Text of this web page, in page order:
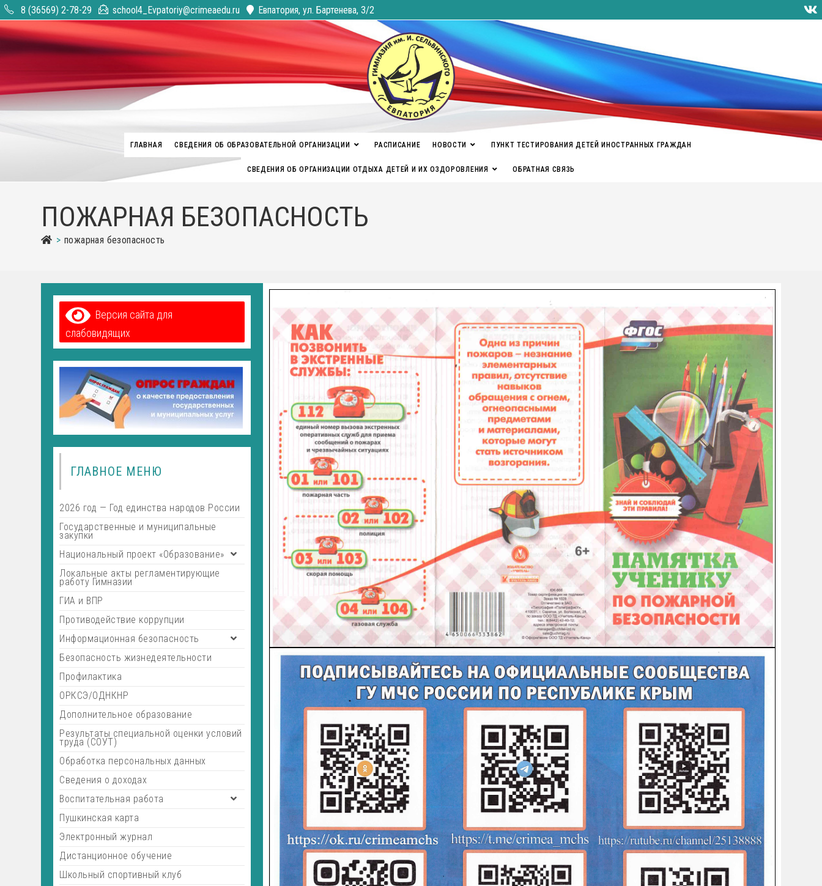
Перейти
содержимому
8 (36569) 2-78-29 school4_Evpatoriy@crimeaedu.ru Евпатория, ул. Бартенева, 3/2
ГЛАВНАЯ СВЕДЕНИЯ ОБ ОБРАЗОВАТЕЛЬНОЙ ОРГАНИЗАЦИИ РАСПИСАНИЕ НОВОСТИ ПУНКТ ТЕСТИРОВАНИЯ ДЕТЕЙ ИНОСТРАННЫХ ГРАЖДАН
СВЕДЕНИЯ ОБ ОРГАНИЗАЦИИ ОТДЫХА ДЕТЕЙ И ИХ ОЗДОРОВЛЕНИЯ ОБРАТНАЯ СВЯЗЬ
ПОЖАРНАЯ БЕЗОПАСНОСТЬ
> пожарная безопасность
Версия сайта для
слабовидящих
ГЛАВНОЕ МЕНЮ
2026 год — Год единства народов России
Государственные и муниципальные
закупки
Национальный проект «Образование»
Локальные акты регламентирующие
работу Гимназии
ГИА и ВПР
Противодействие коррупции
Информационная безопасность
Безопасность жизнедеятельности
Профилактика
ОРКСЭ/ОДНКНР
Дополнительное образование
Результаты специальной оценки условий
труда (СОУТ)
Обработка персональных данных
Сведения о доходах
Воспитательная работа
Пушкинская карта
Электронный журнал
Дистанционное обучение
Школьный спортивный клуб